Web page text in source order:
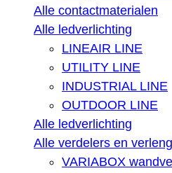
Alle contactmaterialen
Alle ledverlichting
LINEAIR LINE
UTILITY LINE
INDUSTRIAL LINE
OUTDOOR LINE
Alle ledverlichting
Alle verdelers en
VARIABOX